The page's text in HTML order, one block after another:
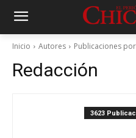
Inicio Autores Publicaciones
Redacción
3623